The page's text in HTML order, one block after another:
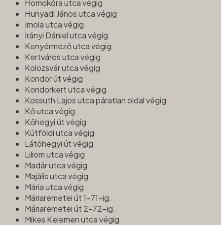
Homokóra utca végig
Hunyadi János utca végig
Imola utca végig
Irányi Dániel utca végig
Kenyérmező utca végig
Kertváros utca végig
Kolozsvár utca végig
Kondor út végig
Kondorkert utca végig
Kossuth Lajos utca páratlan oldal végig
Kő utca végig
Kőhegyi út végig
Kútföldi utca végig
Látóhegyi út végig
Liliom utca végig
Madár utca végig
Majális utca végig
Mária utca végig
Máriaremetei út 1-71-ig.
Máriaremetei út 2-72-ig.
Mikes Kelemen utca végig